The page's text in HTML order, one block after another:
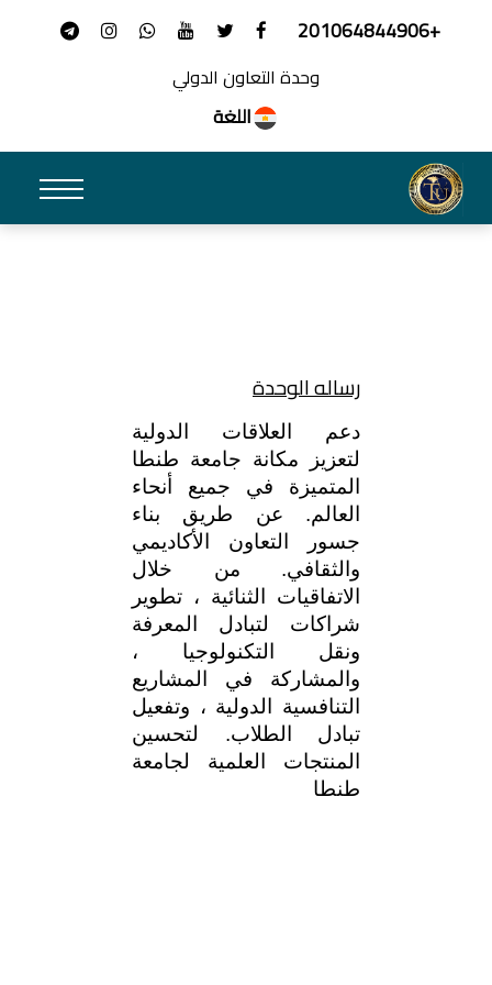
+201064844906
وحدة التعاون الدولي
اللغة
رساله الوحدة
دعم العلاقات الدولية
لتعزيز مكانة جامعة طنطا
المتميزة في جميع أنحاء
العالم. عن طريق بناء
جسور التعاون الأكاديمي
والثقافي. من خلال
الاتفاقيات الثنائية ، تطوير
شراكات لتبادل المعرفة
ونقل التكنولوجيا ،
والمشاركة في المشاريع
التنافسية الدولية ، وتفعيل
تبادل الطلاب. لتحسين
المنتجات العلمية لجامعة
طنطا